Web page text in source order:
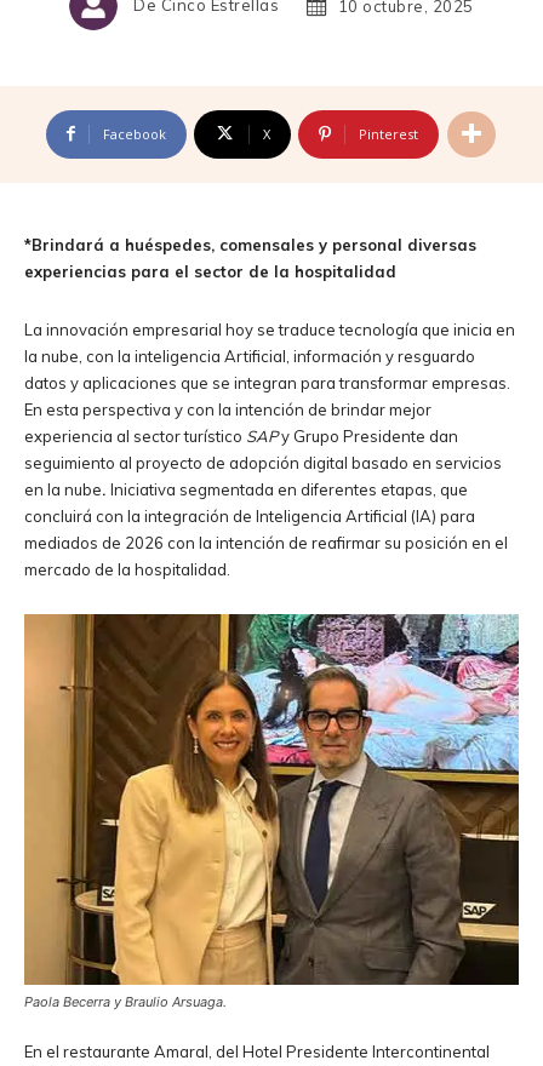
De Cinco Estrellas 10 octubre, 2025
Facebook X Pinterest
*Brindará a huéspedes, comensales y personal diversas
experiencias para el sector de la hospitalidad
La innovación empresarial hoy se traduce tecnología que inicia en
la nube, con la inteligencia Artificial, información y resguardo
datos y aplicaciones que se integran para transformar empresas.
En esta perspectiva y con la intención de brindar mejor
experiencia al sector turístico SAPy Grupo Presidente dan
seguimiento al proyecto de adopción digital basado en servicios
en la nube. Iniciativa segmentada en diferentes etapas, que
concluirá con la integración de Inteligencia Artificial (IA) para
mediados de 2026 con la intención de reafirmar su posición en el
mercado de la hospitalidad.
Paola Becerra y Braulio Arsuaga.
En el restaurante Amaral, del Hotel Presidente Intercontinental